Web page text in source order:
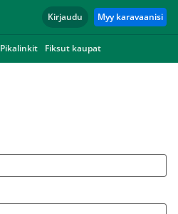
Kirjaudu Myy karavaanisi
Pikalinkit Fiksut kaupat